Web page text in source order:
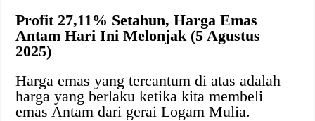
Profit 27,11% Setahun, Harga Emas
Antam Hari Ini Melonjak (5 Agustus
2025)
Harga emas yang tercantum di atas adalah
harga yang berlaku ketika kita membeli
emas Antam dari gerai Logam Mulia.